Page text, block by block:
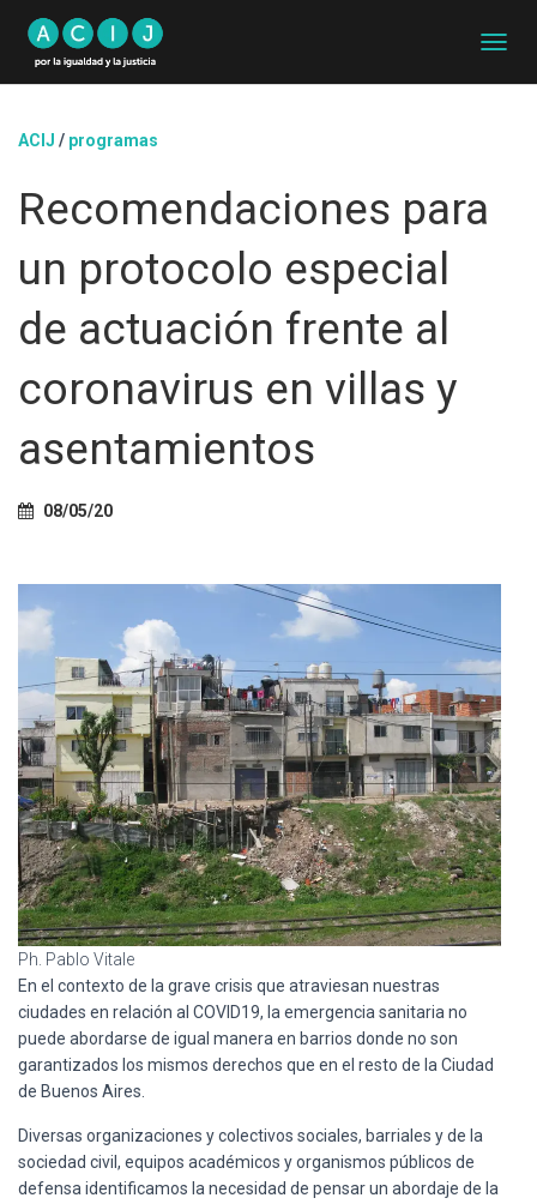
A
ACIJ / programas
Recomendaciones para
un protocolo especial
de actuación frente al
coronavirus en villas y
asentamientos
08/05/20
Ph. Pablo Vitale
En el contexto de la grave crisis que atraviesan nuestras
ciudades en relación al COVID19, la emergencia sanitaria no
puede abordarse de igual manera en barrios donde no son
garantizados los mismos derechos que en el resto de la Ciudad
de Buenos Aires.
Diversas organizaciones y colectivos sociales, barriales y de la
sociedad civil, equipos académicos y organismos públicos de
defensa identificamos la necesidad de pensar un abordaje de la